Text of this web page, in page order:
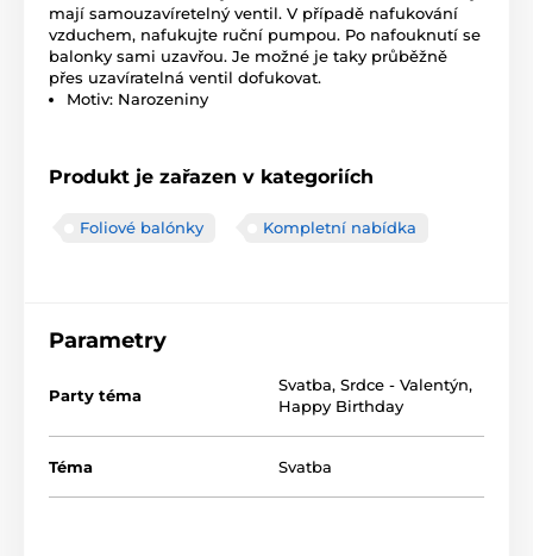
mají samouzavíretelný ventil. V případě nafukování
vzduchem, nafukujte ruční pumpou. Po nafouknutí se
balonky sami uzavřou. Je možné je taky průběžně
přes uzavíratelná ventil dofukovat.
Motiv: Narozeniny
Produkt je zařazen v kategoriích
Foliové balónky Kompletní nabídka
Parametry
Party téma
Svatba, Srdce - Valentýn,
Happy Birthday
Téma Svatba